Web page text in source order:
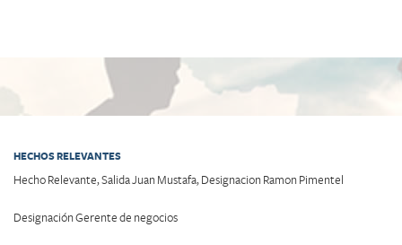
HECHOS RELEVANTES
Hecho Relevante, Salida Juan Mustafa, Designacion Ramon Pimentel
Designación Gerente de negocios